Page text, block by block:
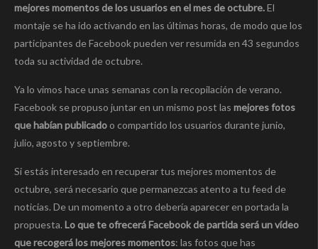
mejores momentos de los usuarios en el mes de octubre.El
montaje se ha ido activando en las últimas horas, de modo que los
participantes de Facebook pueden ver resumida en 43 segundos
toda su actividad de octubre.
Ya lo vimos hace unas semanas con la recopilación de verano.
Facebook se propuso juntar en un mismo post las mejores fotos
que habían publicadoo compartido los usuarios durante junio,
julio, agosto y septiembre.
Si estás interesado en recuperar tus mejores momentos de
octubre, será necesario que permanezcas atento a tu feed de
noticias. De un momento a otro debería aparecer en portada la
propuesta. Lo que te ofrecerá Facebook de partida será un vídeo
que recogerá los mejores momentos: las fotos que has